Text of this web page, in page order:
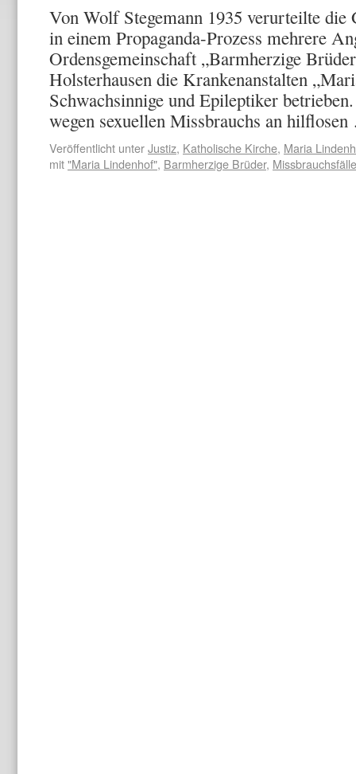
Von Wolf Stegemann 1935 verurteilte die
in einem Propaganda-Prozess mehrere
Ordensgemeinschaft „Barmherzige
Holsterhausen die Krankenanstalten
Schwachsinnige und Epileptiker
wegen sexuellen Missbrauchs an
Veröffentlicht unterJustiz, Katholische Kirche, Maria
mit"Maria Lindenhof", Barmherzige Brüder, Missbrauchsfälle